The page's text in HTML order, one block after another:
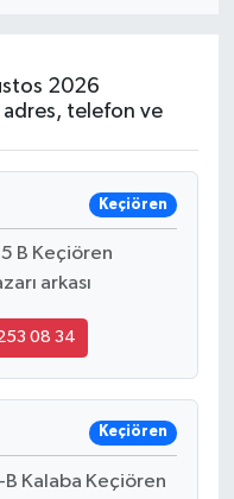
2026
adres, telefon ve
Keçiören
B Keçiören
arkası
08 34
Keçiören
Kalaba Keçiören